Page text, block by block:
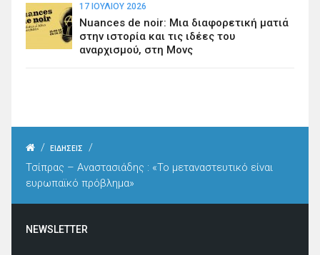
17 ΙΟΥΛΊΟΥ 2026
Nuances de noir: Μια διαφορετική ματιά
στην ιστορία και τις ιδέες του
αναρχισμού, στη Μονς
/ ΕΙΔΗΣΕΙΣ
/
Τσίπρας – Αναστασιάδης : «Το μεταναστευτικό είναι
ευρωπαϊκό πρόβλημα»
NEWSLETTER